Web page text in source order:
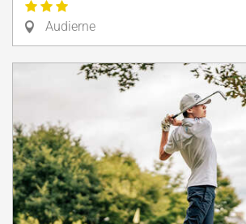
Audierne